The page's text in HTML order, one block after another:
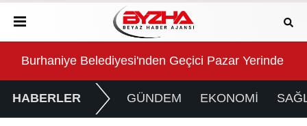
kapısı oldu
Burhaniye Belediyesi'nden Geçici Pazar Yerinde
HABERLER GÜNDEM EKONOMİ